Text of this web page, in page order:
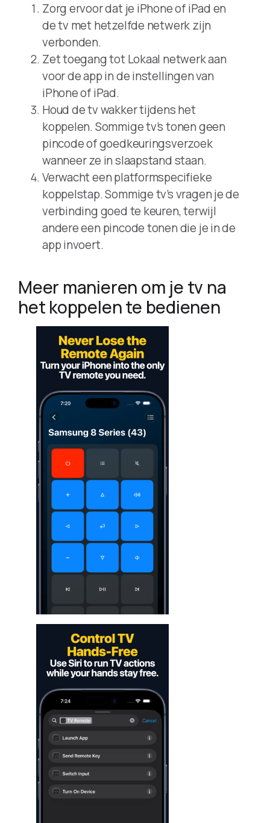
Zorg ervoor dat je iPhone of iPad en
de tv met hetzelfde netwerk zijn
verbonden.
Zet toegang tot Lokaal netwerk aan
voor de app in de instellingen van
iPhone of iPad.
Houd de tv wakker tijdens het
koppelen. Sommige tv’s tonen geen
pincode of goedkeuringsverzoek
wanneer ze in slaapstand staan.
Verwacht een platformspecifieke
koppelstap. Sommige tv’s vragen je de
verbinding goed te keuren, terwijl
andere een pincode tonen die je in de
app invoert.
Meer manieren om je tv na
het koppelen te bedienen